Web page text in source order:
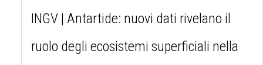
INGV | Antartide: nuovi dati rivelano il
ruolo degli ecosistemi superficiali nella